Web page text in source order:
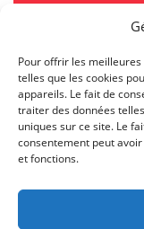
Pour offrir les
telles que les cookies
appareils. Le fait de
traiter des données
uniques sur ce site. Le
consentement peut
et fonctions.
750,